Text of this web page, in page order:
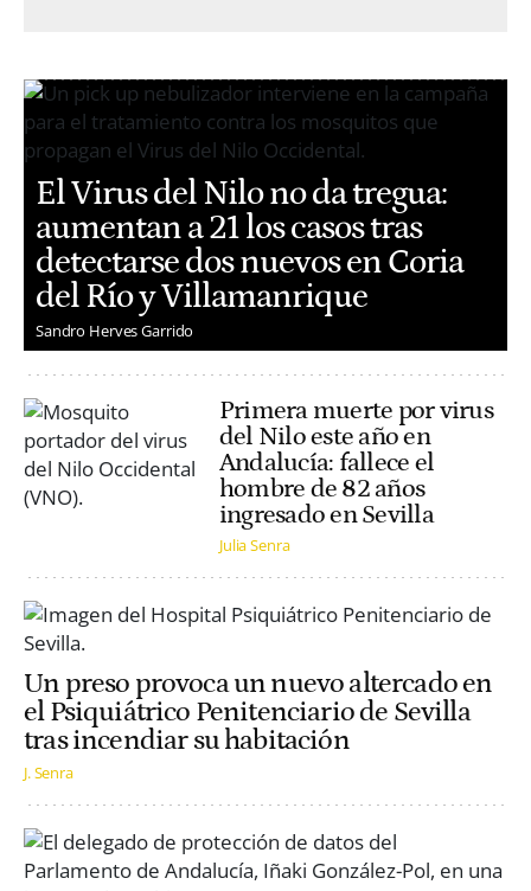
El Virus del Nilo no da tregua:
aumentan a 21 los casos tras
detectarse dos nuevos en Coria
del Río y Villamanrique
Sandro Herves Garrido
Primera muerte por virus
del Nilo este año en
Andalucía: fallece el
hombre de 82 años
ingresado en Sevilla
Julia Senra
Un preso provoca un nuevo altercado en
el Psiquiátrico Penitenciario de Sevilla
tras incendiar su habitación
J. Senra